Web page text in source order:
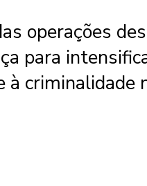
operações
para
à criminalidade